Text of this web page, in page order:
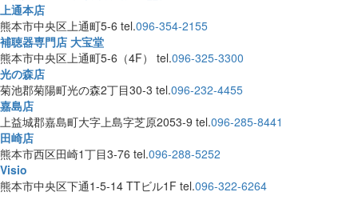
上通本店
熊本市中央区上通町5-6 tel.096-354-2155
補聴器専門店 大宝堂
熊本市中央区上通町5-6（4F） tel.096-325-3300
光の森店
菊池郡菊陽町光の森2丁目30-3 tel.096-232-4455
嘉島店
上益城郡嘉島町大字上島字芝原2053-9 tel.096-285-8441
田崎店
熊本市西区田崎1丁目3-76 tel.096-288-5252
Visio
熊本市中央区下通1-5-14 TTビル1F tel.096-322-6264